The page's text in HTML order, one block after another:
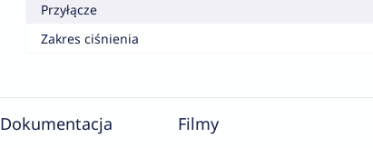
Przyłącze
Zakres ciśnienia
Dokumentacja Filmy